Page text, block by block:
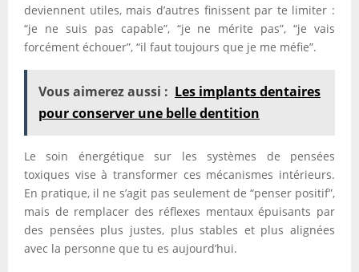
deviennent utiles, mais d’autres finissent par te limiter :
“je ne suis pas capable”, “je ne mérite pas”, “je vais
forcément échouer”, “il faut toujours que je me méfie”.
Vous aimerez aussi : Les implants dentaires
pour conserver une belle dentition
Le soin énergétique sur les systèmes de pensées
toxiques vise à transformer ces mécanismes intérieurs.
En pratique, il ne s’agit pas seulement de “penser positif”,
mais de remplacer des réflexes mentaux épuisants par
des pensées plus justes, plus stables et plus alignées
avec la personne que tu es aujourd’hui.